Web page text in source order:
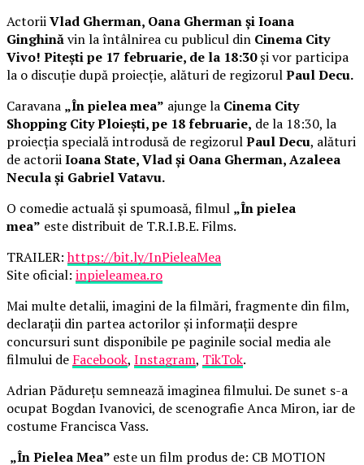
ActoriiVlad Gherman, Oana Gherman și Ioana
Ginghinăvin la întâlnirea cu publicul din Cinema City
Vivo! Pitești pe 17 februarie, de la 18:30și vor participa
la o discuție după proiecție, alături de regizorulPaul Decu.
Caravana „În pielea mea” ajunge la Cinema City
Shopping City Ploiești, pe 18 februarie, de la 18:30, la
proiecția specială introdusă de regizorulPaul Decu, alături
de actoriiIoana State, Vlad și Oana Gherman, Azaleea
Necula și Gabriel Vatavu.
O comedie actuală și spumoasă, filmul „În pielea
mea” este distribuit de T.R.I.B.E. Films.
TRAILER:https://bit.ly/InPieleaMea
Site oficial: inpieleamea.ro
Mai multe detalii, imagini de la filmări, fragmente din film,
declarații din partea actorilor și informații despre
concursuri sunt disponibile pe paginile social media ale
filmului de Facebook, Instagram, TikTok.
Adrian Pădurețu semnează imaginea filmului. De sunet s-a
ocupat Bogdan Ivanovici, de scenografie Anca Miron, iar de
costume Francisca Vass.
„În Pielea Mea” este un film produs de: CB MOTION